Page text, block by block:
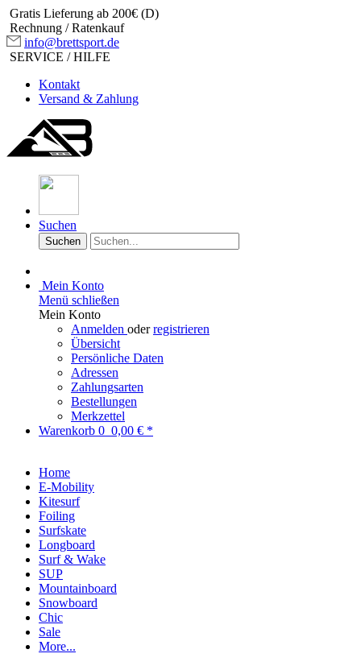
Gratis Lieferung ab 200€ (D)
Rechnung / Ratenkauf
info@brettsport.de
SERVICE / HILFE
Kontakt
Versand & Zahlung
Suchen
Suchen
Mein Konto
Menü schließen
Mein Konto
Anmelden oderregistrieren
Übersicht
Persönliche Daten
Adressen
Zahlungsarten
Bestellungen
Merkzettel
Warenkorb 0 0,00 € *
Home
E-Mobility
Kitesurf
Foiling
Surfskate
Longboard
Surf & Wake
SUP
Mountainboard
Snowboard
Chic
Sale
More...